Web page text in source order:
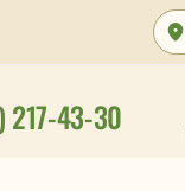
217-43-30